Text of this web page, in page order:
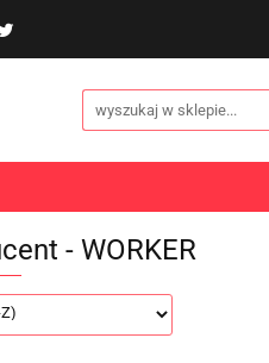
i akcesoria
NOWOŚCI
- WORKER